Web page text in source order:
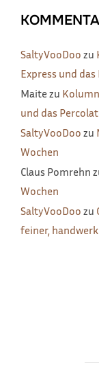
SaltyVooDoo zu
Express und
Maitezu
und das
SaltyVooDoo zu
Wochen
Claus Pomrehn
Wochen
SaltyVooDoo zu
feiner,